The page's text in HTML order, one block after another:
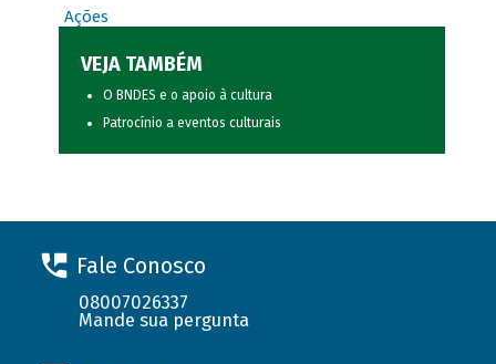
Ações
VEJA TAMBÉM
O BNDES e o apoio à cultura
Patrocínio a eventos culturais
Fale Conosco
08007026337
Mande sua pergunta